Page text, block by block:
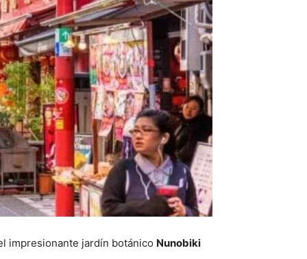
impresionante jardín botánico Nunobiki